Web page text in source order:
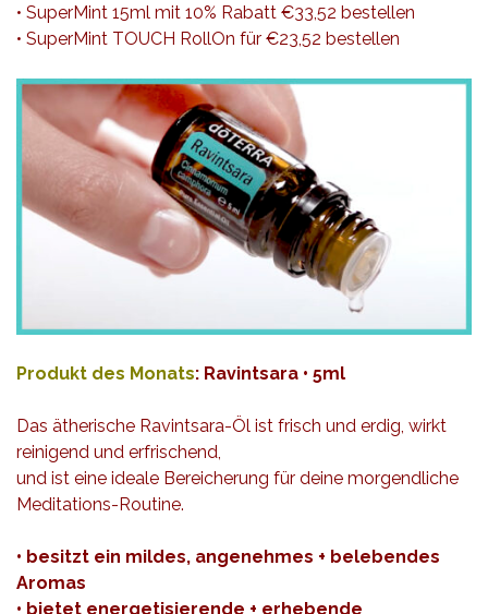
• SuperMint 15ml mit 10% Rabatt €33,52 bestellen
• SuperMint TOUCH RollOn für €23,52 bestellen
Produkt des Monats: Ravintsara • 5ml
Das ätherische Ravintsara-Öl ist frisch und erdig, wirkt
reinigend und erfrischend,
und ist eine ideale Bereicherung für deine morgendliche
Meditations-Routine.
• besitzt ein mildes, angenehmes + belebendes
Aromas
• bietet energetisierende + erhebende